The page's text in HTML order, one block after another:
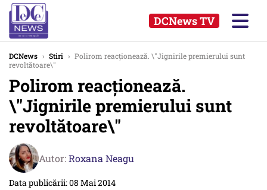
DCNews TV
DCNews › Stiri › Polirom reacționează. \"Jignirile premierului sunt
revoltătoare\"
Polirom reacționează.
\"Jignirile premierului sunt
revoltătoare\"
Autor:Roxana Neagu
Data publicării: 08 Mai 2014